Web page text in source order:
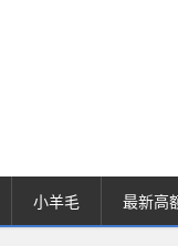
小羊毛 最新高